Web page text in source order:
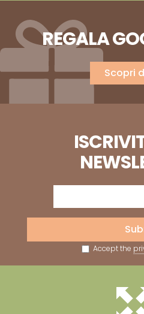
REGALA
Scopri
Accept the